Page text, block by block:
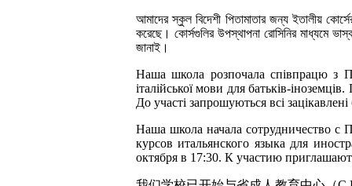
আমাদের স্কুল বিদেশী পিতামাতার জন্য ইতালীয়
করেছে। কোর্সগুলির উপস্থাপনা রোসিনির মাধ্যমে
জানাই।
Наша школа розпочала співпрацю з
італійської мови для батьків-
До участі запрошуються всі зацікавлені
Наша школа начала сотрудничество
курсов итальянского языка для
октября в 17:30. К участию